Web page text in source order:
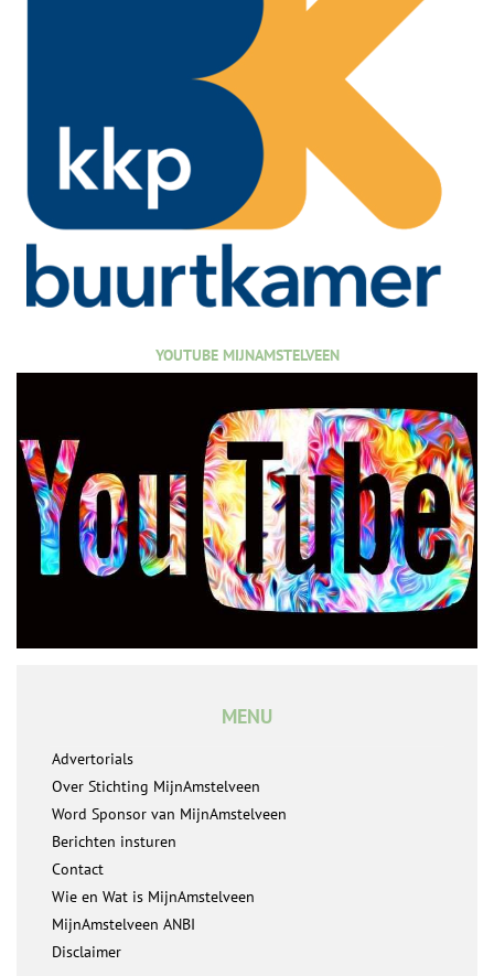
YOUTUBE MIJNAMSTELVEEN
MENU
Advertorials
Over Stichting MijnAmstelveen
Word Sponsor van MijnAmstelveen
Berichten insturen
Contact
Wie en Wat is MijnAmstelveen
MijnAmstelveen ANBI
Disclaimer